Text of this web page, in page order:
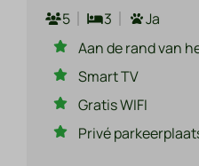
5
3
Ja
Aan de rand van
Smart TV
Gratis WIFI
Privé